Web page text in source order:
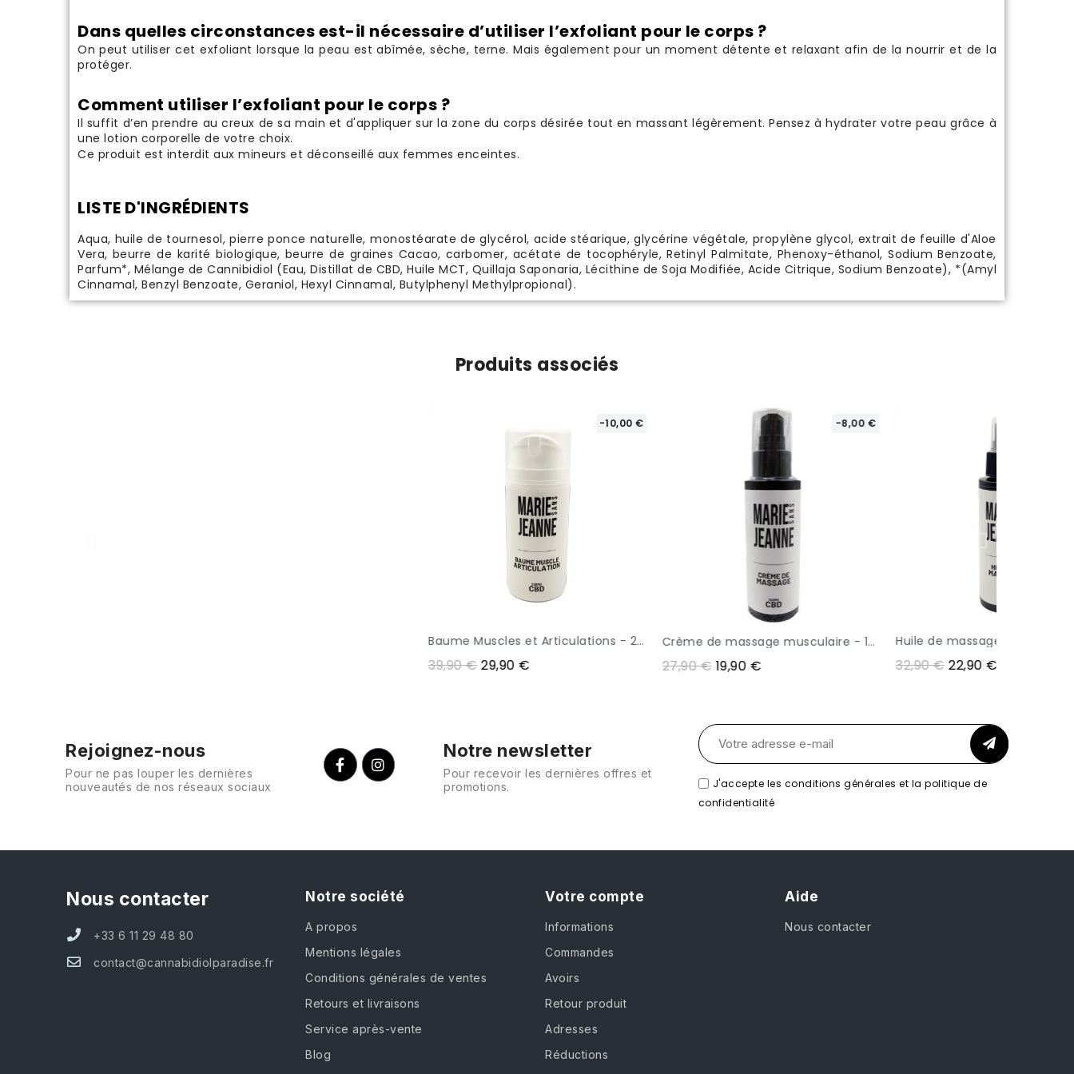
Dans quelles circonstances est-il nécessaire d’utiliser l’exfoliant pour le corps ?
On peut utiliser cet exfoliant lorsque la peau est abîmée, sèche, terne. Mais également pour un moment détente et relaxant afin de la nourrir et de la
protéger.
Comment utiliser l’exfoliant pour le corps ?
Il suffit d’en prendre au creux de sa main et d'appliquer sur la zone du corps désirée tout en massant légèrement. Pensez à hydrater votre peau grâce à
une lotion corporelle de votre choix.
Ce produit est interdit aux mineurs et déconseillé aux femmes enceintes.
LISTE D'INGRÉDIENTS
Aqua, huile de tournesol, pierre ponce naturelle, monostéarate de glycérol, acide stéarique, glycérine végétale, propylène glycol, extrait de feuille d'Aloe
Vera, beurre de karité biologique, beurre de graines Cacao, carbomer, acétate de tocophéryle, Retinyl Palmitate, Phenoxy-éthanol, Sodium Benzoate,
Parfum*, Mélange de Cannibidiol (Eau, Distillat de CBD, Huile MCT, Quillaja Saponaria, Lécithine de Soja Modifiée, Acide Citrique, Sodium Benzoate), *(Amyl
Cinnamal, Benzyl Benzoate, Geraniol, Hexyl Cinnamal, Butylphenyl Methylpropional).
Produits associés
APERÇU
-8,00 €
Crème de massage musculaire - 100mg CBD - MARIE SANS JEANNE
27,90 €19,90 €
APERÇU
-10,00 €
32,90 €22,90 €
Rejoignez-nous
Pour ne pas louper les dernières
nouveautés de nos réseaux sociaux
Notre newsletter
Pour recevoir les dernières offres et
promotions.
J'accepte les conditions générales et la politique de
confidentialité
Nous contacter
+33 6 11 29 48 80
contact@cannabidiolparadise.fr
Notre société
A propos
Mentions légales
Conditions générales de ventes
Retours et livraisons
Service après-vente
Blog
Votre compte
Informations
Commandes
Avoirs
Retour produit
Adresses
Réductions
Aide
Nous contacter